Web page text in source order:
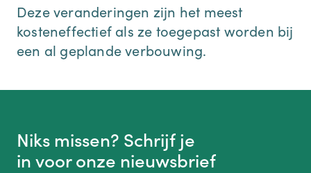
Deze veranderingen zijn het meest
kosteneffectief als ze toegepast worden bij
een al geplande verbouwing.
Niks missen? Schrijf je
in voor onze nieuwsbrief